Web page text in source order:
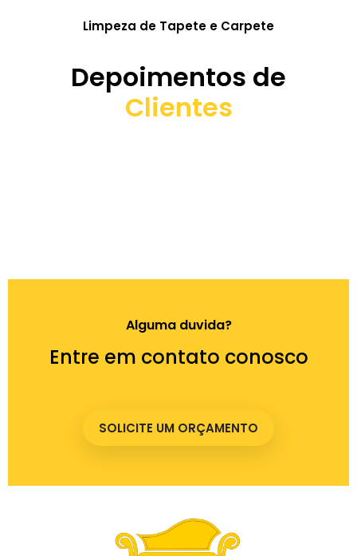
Limpeza de Tapete e Carpete
Depoimentos de
Clientes
Alguma duvida?
Entre em contato conosco
SOLICITE UM ORÇAMENTO